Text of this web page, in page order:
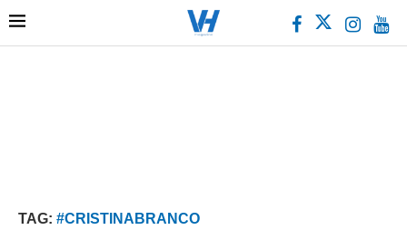
TAG: #CRISTINABRANCO